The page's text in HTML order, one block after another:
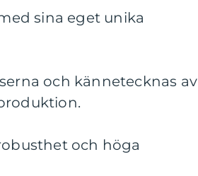
sina eget unika
och kännetecknas av
och höga